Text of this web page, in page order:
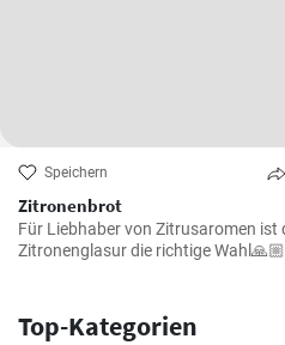
Speichern
Zitronenbrot
Für Liebhaber von Zitrusaromen ist
Zitronenglasur die richtige
Top-Kategorien